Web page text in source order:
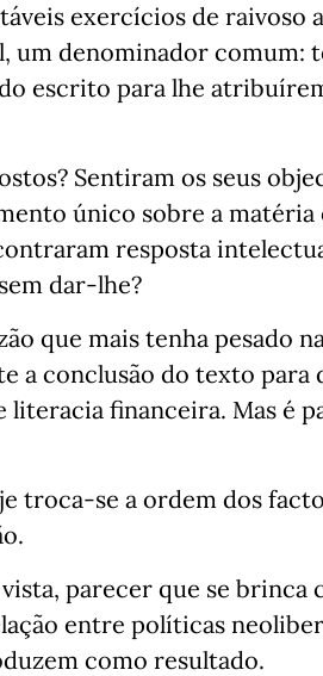
exercícios de raivoso
um denominador comum:
escrito para lhe
Sentiram os seus
único sobre a matéria
resposta
dar-lhe?
que mais tenha pesado
a conclusão do texto para
literacia financeira. Mas é
troca-se a ordem dos
parecer que se brinca
entre políticas
como resultado.